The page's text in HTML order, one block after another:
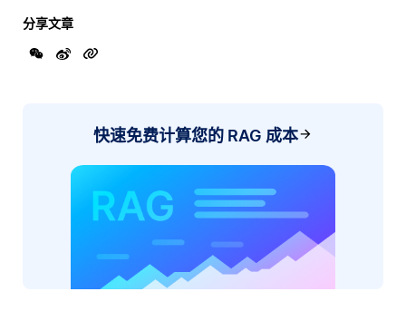
分享文章
快速免费计算您的 RAG 成本